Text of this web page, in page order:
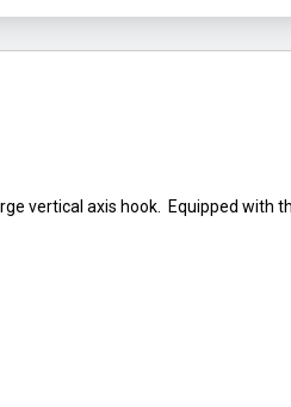
vertical axis hook. Equipped with